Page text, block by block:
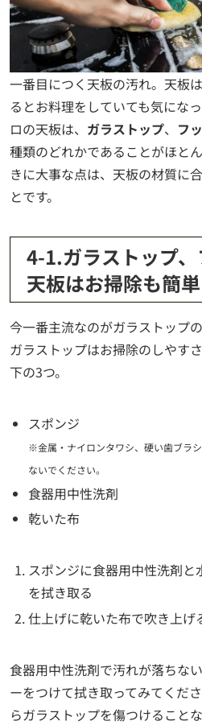
一番目につく天板の汚れ。天板
るとお料理をしていても気にな
ロの天板は、 ガラストップ、 フ
種類のどれかであることがほと
きに大事な点は、天板の材質に
とです。
4-1.ガラストップ
天板はお掃除も簡単
今一番主流なのがガラストップの
ガラストップはお掃除のしやす
下の3つ。
スポンジ
※金属・ナイロンタワシ、硬い歯ブラ
ないでください。
食器用中性洗剤
乾いた布
スポンジに食器用中性洗剤
を拭き取る
仕上げに乾いた布で吹き上げ
食器用中性洗剤で汚れが落ちな
ーをつけて拭き取ってみてくだ
らガラストップを傷つけることな